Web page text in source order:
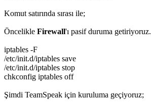
Komut satırında sırası ile;
Öncelikle Firewall'ı pasif duruma getiriyoruz.
iptables -F
/etc/init.d/iptables save
/etc/init.d/iptables stop
chkconfig iptables off
Şimdi TeamSpeak için kuruluma geçiyoruz;